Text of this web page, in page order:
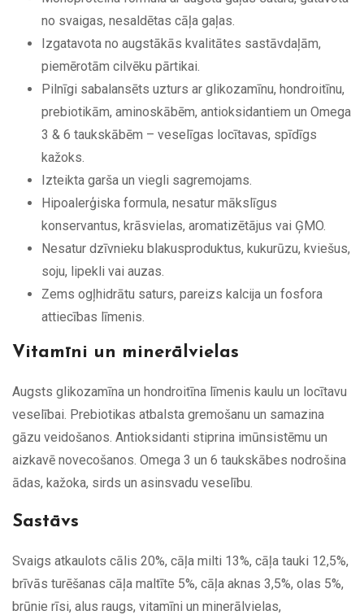
no svaigas, nesaldētas cāļa gaļas.
Izgatavota no augstākās kvalitātes sastāvdaļām,
piemērotām cilvēku pārtikai.
Pilnīgi sabalansēts uzturs ar glikozamīnu, hondroitīnu,
prebiotikām, aminoskābēm, antioksidantiem un Omega
3 & 6 taukskābēm – veselīgas locītavas, spīdīgs
kažoks.
Izteikta garša un viegli sagremojams.
Hipoalerģiska formula, nesatur mākslīgus
konservantus, krāsvielas, aromatizētājus vai ĢMO.
Nesatur dzīvnieku blakusproduktus, kukurūzu, kviešus,
soju, lipekli vai auzas.
Zems ogļhidrātu saturs, pareizs kalcija un fosfora
attiecības līmenis.
Vitamīni un minerālvielas
Augsts glikozamīna un hondroitīna līmenis kaulu un locītavu
veselībai. Prebiotikas atbalsta gremošanu un samazina
gāzu veidošanos. Antioksidanti stiprina imūnsistēmu un
aizkavē novecošanos. Omega 3 un 6 taukskābes nodrošina
ādas, kažoka, sirds un asinsvadu veselību.
Sastāvs
Svaigs atkaulots cālis 20%, cāļa milti 13%, cāļa tauki 12,5%,
brīvās turēšanas cāļa maltīte 5%, cāļa aknas 3,5%, olas 5%,
brūnie rīsi, alus raugs, vitamīni un minerālvielas,